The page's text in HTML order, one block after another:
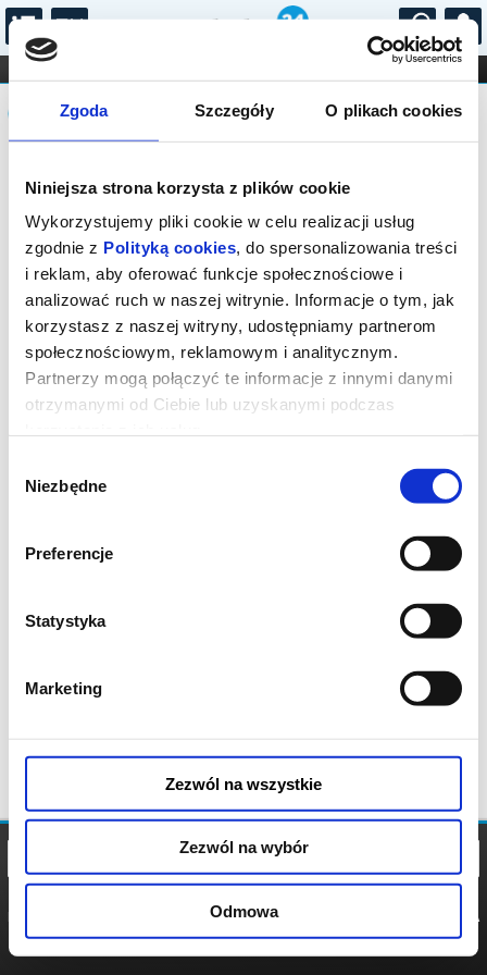
Zgoda Szczegóły O plikach cookies
Niniejsza strona korzysta z plików cookie
Wykorzystujemy pliki cookie w celu realizacji usług
zgodnie z Polityką cookies, do spersonalizowania treści
i reklam, aby oferować funkcje społecznościowe i
analizować ruch w naszej witrynie. Informacje o tym, jak
korzystasz z naszej witryny, udostępniamy partnerom
społecznościowym, reklamowym i analitycznym.
Partnerzy mogą połączyć te informacje z innymi danymi
otrzymanymi od Ciebie lub uzyskanymi podczas
zgody
Niezbędne
Preferencje
Statystyka
Marketing
Zezwól na wszystkie
Zezwól na wybór
Odmowa
...
FILHARMONIA OPERA I BALET
STAND-UP
DLA DZIECI
Komunikat
Sprzedaż on-line została zakończona,
sprawdź dostępność biletów w kasie.
POLITYKA
POLITYKA